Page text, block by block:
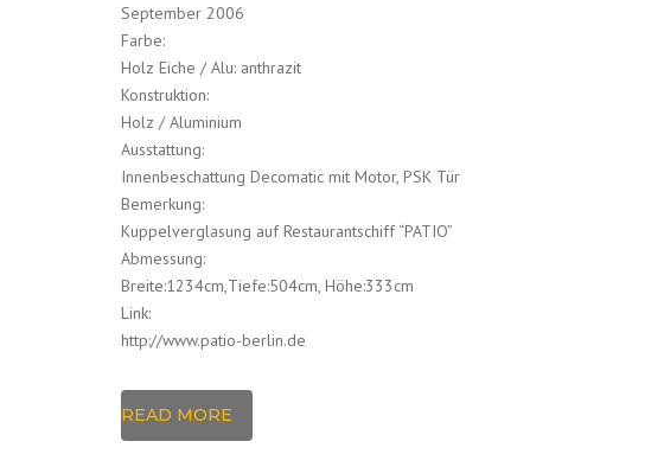
September 2006
Farbe:
Holz Eiche / Alu: anthrazit
Konstruktion:
Holz / Aluminium
Ausstattung:
Innenbeschattung Decomatic mit Motor, PSK Tür
Bemerkung:
Kuppelverglasung auf Restaurantschiff “PATIO”
Abmessung:
Breite:1234cm,Tiefe:504cm, Höhe:333cm
Link:
http://www.patio-berlin.de
READ MORE